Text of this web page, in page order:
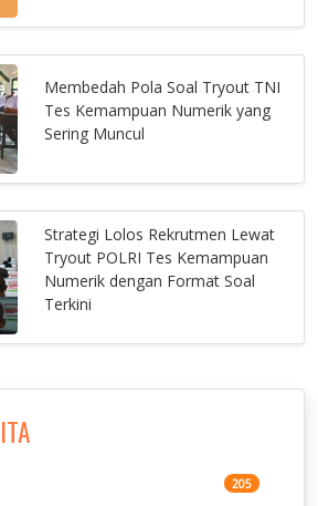
Membedah Pola Soal Tryout TNI
Tes Kemampuan Numerik yang
Sering Muncul
Strategi Lolos Rekrutmen Lewat
Tryout POLRI Tes Kemampuan
Numerik dengan Format Soal
Terkini
205